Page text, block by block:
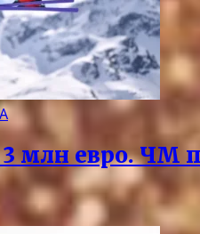
млн евро. ЧМ